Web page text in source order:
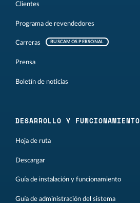
Clientes
Programa de revendedores
Carreras BUSCAMOS PERSONAL
Prensa
Boletín de noticias
DESARROLLO Y FUNCIONAMIENTO
Hoja de ruta
Descargar
Guía de instalación y funcionamiento
Guía de administración del sistema